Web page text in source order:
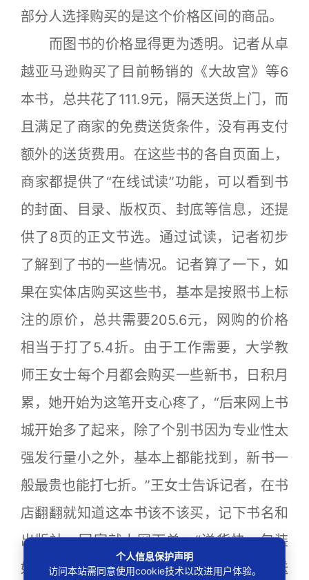
部分人选择购买的是这个价格区间的商品。
而图书的价格显得更为透明。记者从卓
越亚马逊购买了目前畅销的《大故宫》等6
本书，总共花了111.9元，隔天送货上门，而
且满足了商家的免费送货条件，没有再支付
额外的送货费用。在这些书的各自页面上，
商家都提供了“在线试读”功能，可以看到书
的封面、目录、版权页、封底等信息，还提
供了8页的正文节选。通过试读，记者初步
了解到了书的一些情况。记者算了一下，如
果在实体店购买这些书，基本是按照书上标
注的原价，总共需要205.6元，网购的价格
相当于打了5.4折。由于工作需要，大学教
师王女士每个月都会购买一些新书，日积月
累，她开始为这笔开支心疼了，“后来网上书
城开始多了起来，除了个别书因为专业性太
强发行量小之外，基本上都能找到，新书一
般最贵也能打七折。”王女士告诉记者，在书
店翻翻就知道这本书该不该买，记下书名和
出版社，回家就上网下单，“送货快，包装
好，装在规整的纸箱里，不管刮风下雨都送
个人信息保护声明
访问本站需同意使用cookie技术以改进用户体验。